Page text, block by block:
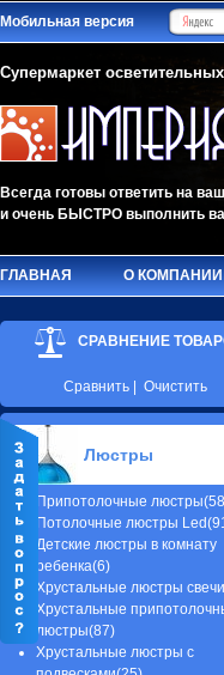
Мобильная версия
Супермаркет
Всегда готовы ответить на
и очень БЫСТРО выполнить
ГЛАВНАЯ О КОМПАНИИ
СРАВНЕНИЕ
Сравнить Очистить
Люстры
Припотолочные
Потолочные люстры
Детские люстры в комнату
ребенка(6)
Хрустальные люстры
Хрустальные
люстры(87)
Хрустальные люстры с